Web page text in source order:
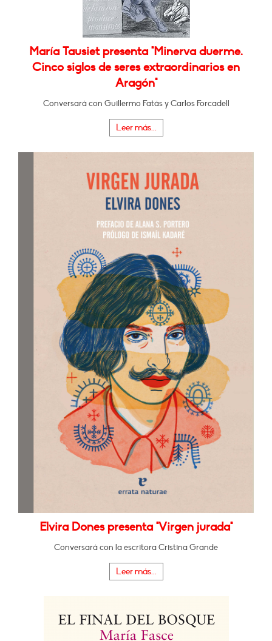
María Tausiet presenta "Minerva duerme.
Cinco siglos de seres extraordinarios en
Aragón"
Conversará con Guillermo Fatás y Carlos Forcadell
Leer más...
Elvira Dones presenta "Virgen jurada"
Conversará con la escritora Cristina Grande
Leer más...